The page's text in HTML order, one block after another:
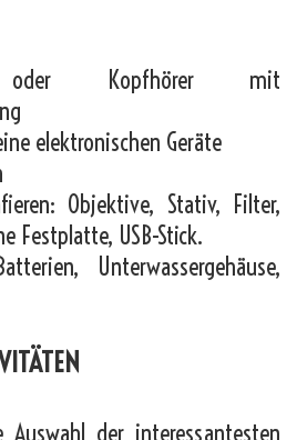
oder Kopfhörer mit
elektronischen Geräte
Objektive, Stativ, Filter,
Festplatte, USB-Stick.
Unterwassergehäuse,
der interessantesten